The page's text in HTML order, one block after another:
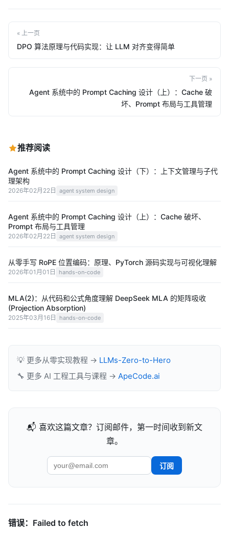
« 上一页
DPO 算法原理与代码实现：让 LLM 对齐变得简单
下一页 »
Agent 系统中的 Prompt Caching 设计（上）：Cache 破
坏、Prompt 布局与工具管理
推荐阅读
Agent 系统中的 Prompt Caching 设计（下）：上下文管理与子代
理架构
2026年02月22日 agent system design
Agent 系统中的 Prompt Caching 设计（上）：Cache 破坏、
Prompt 布局与工具管理
2026年02月22日 agent system design
从零手写 RoPE 位置编码：原理、PyTorch 源码实现与可视化理解
2026年01月01日 hands-on-code
MLA(2)：从代码和公式角度理解 DeepSeek MLA 的矩阵吸收
(Projection Absorption)
2025年03月16日 hands-on-code
💡 更多从零实现教程 → LLMs-Zero-to-Hero
🔧 更多 AI 工程工具与课程 → ApeCode.ai
📬 喜欢这篇文章？订阅邮件，第一时间收到新文
章。
订阅